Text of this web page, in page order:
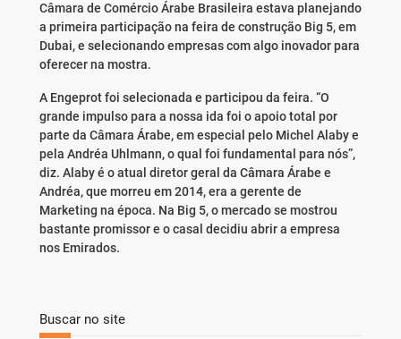
Câmara de Comércio Árabe Brasileira estava planejando
a primeira participação na feira de construção Big 5, em
Dubai, e selecionando empresas com algo inovador para
oferecer na mostra.
A Engeprot foi selecionada e participou da feira. “O
grande impulso para a nossa ida foi o apoio total por
parte da Câmara Árabe, em especial pelo Michel Alaby e
pela Andréa Uhlmann, o qual foi fundamental para nós”,
diz. Alaby é o atual diretor geral da Câmara Árabe e
Andréa, que morreu em 2014, era a gerente de
Marketing na época. Na Big 5, o mercado se mostrou
bastante promissor e o casal decidiu abrir a empresa
nos Emirados.
Buscar no site